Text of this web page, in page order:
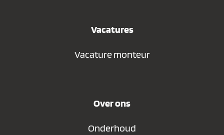
Vacatures
Vacature monteur
Over ons
Onderhoud